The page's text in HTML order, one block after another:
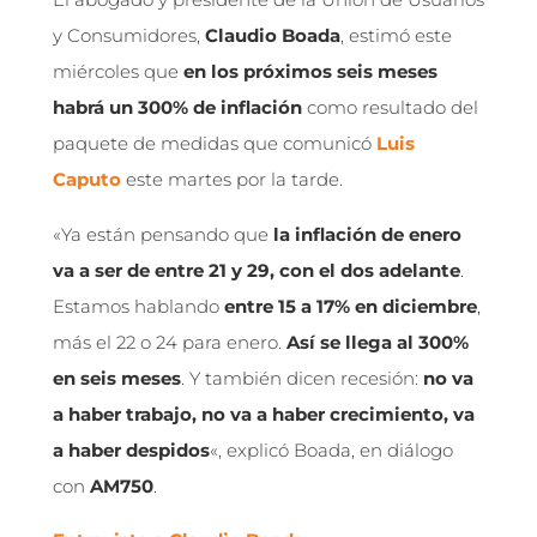
y Consumidores, Claudio Boada, estimó este
miércoles que en los próximos seis meses
habrá un 300% de inflación como resultado del
paquete de medidas que comunicó Luis
Caputo este martes por la tarde.
«Ya están pensando que la inflación de enero
va a ser de entre 21 y 29, con el dos adelante
Estamos hablando entre 15 a 17% en diciembre
más el 22 o 24 para enero. Así se llega al 300%
en seis meses . Y también dicen recesión: no va
a haber trabajo, no va a haber crecimiento, va
a haber despidos«, explicó Boada, en diálogo
con AM750